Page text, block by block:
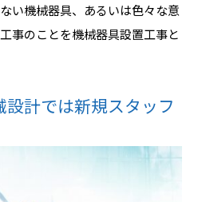
い機械器具、あるいは色々な意
事のことを機械器具設置工事と
設計では新規スタッフ